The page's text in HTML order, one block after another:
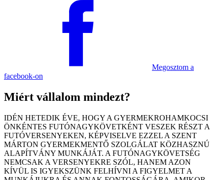
Megosztom a
facebook-on
Miért vállalom mindezt?
IDÉN HETEDIK ÉVE, HOGY A GYERMEKROHAMKOCSI
ÖNKÉNTES FUTÓNAGYKÖVETKÉNT VESZEK RÉSZT A
FUTÓVERSENYEKEN, KÉPVISELVE EZZEL A SZENT
MÁRTON GYERMEKMENTŐ SZOLGÁLAT KÖZHASZNÚ
ALAPÍTVÁNY MUNKÁJÁT. A FUTÓNAGYKÖVETSÉG
NEMCSAK A VERSENYEKRE SZÓL, HANEM AZON
KÍVÜL IS IGYEKSZÜNK FELHÍVNI A FIGYELMET A